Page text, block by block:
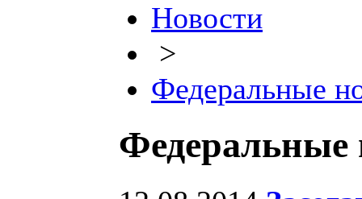
Новости
>
Федеральные
Федеральные